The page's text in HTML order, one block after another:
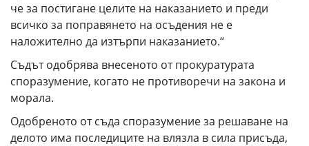
че за постигане целите на наказанието и преди
всичко за поправянето на осъдения не е
наложително да изтърпи наказанието.“
Съдът одобрява внесеното от прокуратурата
споразумение, когато не противоречи на закона и
морала.
Одобреното от съда споразумение за решаване на
делото има последиците на влязла в сила присъда,